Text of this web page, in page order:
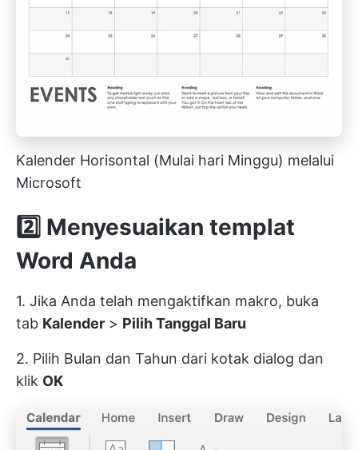
Kalender Horisontal (Mulai hari Minggu) melalui
Microsoft
2️⃣ Menyesuaikan templat
Word Anda
1. Jika Anda telah mengaktifkan makro, buka
tab Kalender > Pilih Tanggal Baru
2. Pilih Bulan dan Tahun dari kotak dialog dan
klik OK